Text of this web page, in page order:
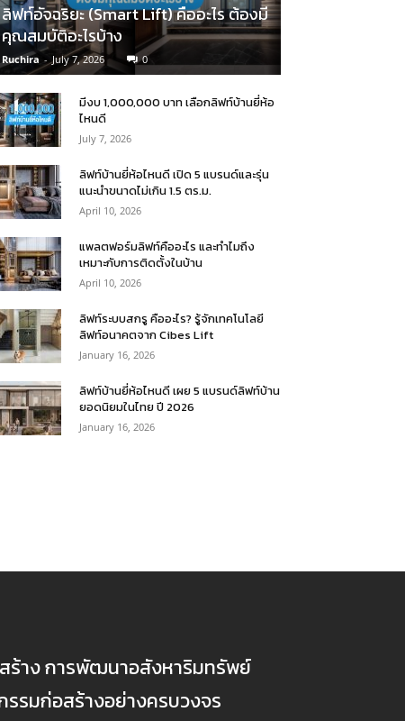
ลิฟท์อัจฉริยะ (Smart Lift) คืออะไร ต้องมี
คุณสมบัติอะไรบ้าง
Ruchira - July 7, 2026 0
มีงบ 1,000,000 บาท เลือกลิฟท์บ้านยี่ห้อ
ไหนดี
July 7, 2026
ลิฟท์บ้านยี่ห้อไหนดี เปิด 5 แบรนด์และรุ่น
แนะนำขนาดไม่เกิน 1.5 ตร.ม.
April 10, 2026
แพลตฟอร์มลิฟท์คืออะไร และทำไมถึง
เหมาะกับการติดตั้งในบ้าน
April 10, 2026
ลิฟท์ระบบสกรู คืออะไร? รู้จักเทคโนโลยี
ลิฟท์อนาคตจาก Cibes Lift
January 16, 2026
ลิฟท์บ้านยี่ห้อไหนดี เผย 5 แบรนด์ลิฟท์บ้าน
ยอดนิยมในไทย ปี 2026
January 16, 2026
สร้าง การพัฒนาอสังหาริมทรัพย์
รมก่อสร้างอย่างครบวงจร